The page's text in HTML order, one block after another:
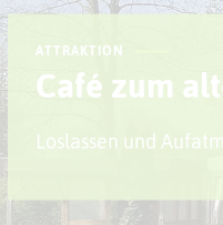
ATTRAKTION
Café zum
Loslassen und